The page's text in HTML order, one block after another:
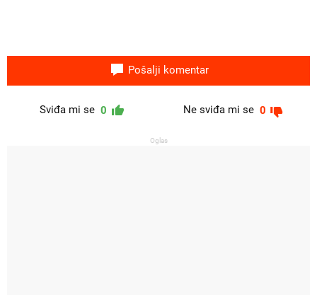
Pošalji komentar
Sviđa mi se 0 Ne sviđa mi se 0
Oglas